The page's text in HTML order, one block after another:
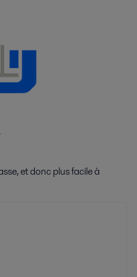
et donc plus facile à